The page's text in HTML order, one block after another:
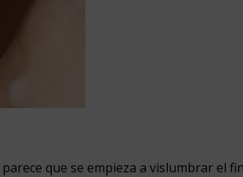
que se empieza a vislumbrar el